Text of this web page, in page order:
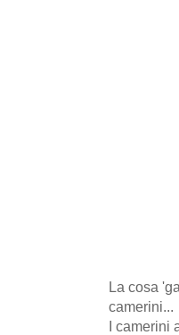
La cosa
camerini...
I camerini